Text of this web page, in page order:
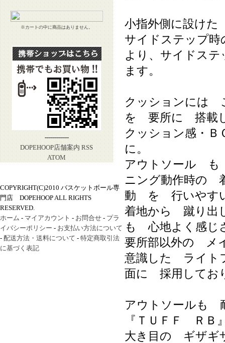
※カートの中に商品はありません。
------------
DOPEHOOP店舗案内 RSS
ATOM
小指外側に設け
サイドステップ
より、サイドス
ます。
クッションには
を 要所に 搭載
クッション感・
に。
アウトソール
ニング動作時の
動 を 行いやす
着地から 蹴り
も 心地よく感じ
要所部以外の メ
意識した ライト
面に 採用してお
アウトソールも
『ＴＵＦＦ Ｒ
大き目の ギザ
COPYRIGHT(C)2010 バスケットボール専
門店 DOPEHOOP ALL RIGHTS
RESERVED.
ホーム - マイアカウント - お問合せ - プラ
イバシーポリシー - お支払い方法について
- 配送方法・送料について - 特定商取引法
に基づく表記